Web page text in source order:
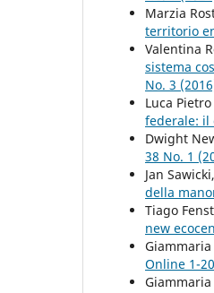
Marzia
territorio
Valentina
sistema
No. 3
Luca
federale: il
Dwight
38 No. 1
Jan Sawicki,
della
Tiago
new
Online 1-